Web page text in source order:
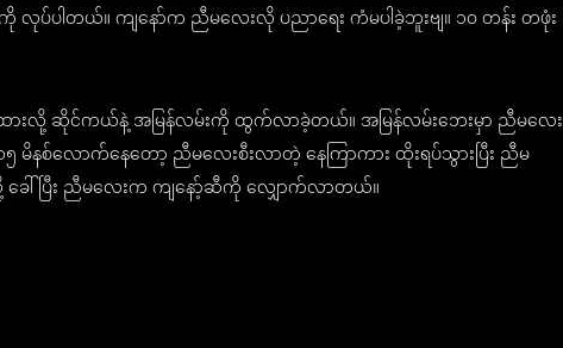
တယ်။ ကျနော်က ညီမလေးလို ပညာရေး ကံမပါခဲ့ဘူးဗျ။ ၁၀ တန်း တဖုံး
းလို့ ဆိုင်ကယ်နဲ့ အမြန်လမ်းကို ထွက်လာခဲ့တယ်။ အမြန်လမ်းဘေးမှာ ညီမလေး
နစ်လောက်နေတော့ ညီမလေးစီးလာတဲ့ နေကြာကား ထိုးရပ်သွားပြီး ညီမ
ါ်ပြီး ညီမလေးက ကျနော့်ဆီကို လျှောက်လာတယ်။